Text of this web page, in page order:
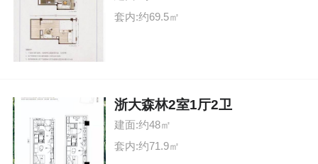
套内:约69.5㎡
浙大森林2室1厅2卫
建面:约48㎡
套内:约71.9㎡